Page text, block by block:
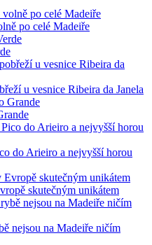
po celé Madeiře
u vesnice Ribeira da Janela
do Arieiro a nejvyšší horou
skutečným unikátem
nejsou na Madeiře ničím